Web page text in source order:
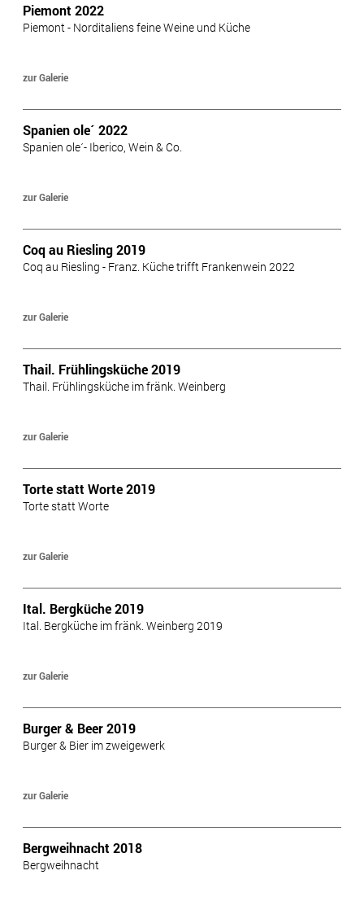
Piemont 2022
Piemont - Norditaliens feine Weine und Küche
zur Galerie
Spanien ole´ 2022
Spanien ole´- Iberico, Wein & Co.
zur Galerie
Coq au Riesling 2019
Coq au Riesling - Franz. Küche trifft Frankenwein 2022
zur Galerie
Thail. Frühlingsküche 2019
Thail. Frühlingsküche im fränk. Weinberg
zur Galerie
Torte statt Worte 2019
Torte statt Worte
zur Galerie
Ital. Bergküche 2019
Ital. Bergküche im fränk. Weinberg 2019
zur Galerie
Burger & Beer 2019
Burger & Bier im zweigewerk
zur Galerie
Bergweihnacht 2018
Bergweihnacht